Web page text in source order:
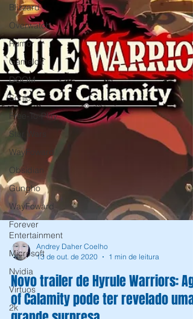
Blizzard
Overwatch
Rumor
Gameloft
DOOM
Sonic
Free-To-Play
Star Wars
WayFoward
Obsidian
Gungho
WayFoward
Forever
Entertainment
Microsoft
Nvidia
Virtuos
2k
Andrey Daher Coelho
13 de out. de 2020
1 min de leitura